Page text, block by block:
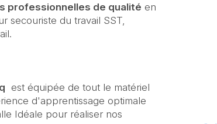
professionnelles de qualité en
secouriste du travail SST,
est équipée de tout le matériel
d'apprentissage optimale
Idéale pour réaliser nos